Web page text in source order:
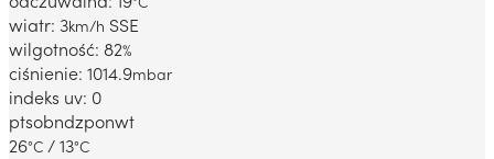
wiatr: 3km/h SSE
wilgotność: 82%
ciśnienie: 1014.9mbar
indeks uv: 0
ptsobndzponwt
26°C / 13°C